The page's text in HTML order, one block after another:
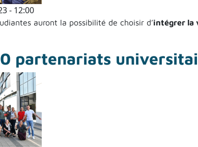
- 12:00
auront la possibilité de choisir d’intégrer la
2023 : ouverture de la filière Ingénieur de
partenariats